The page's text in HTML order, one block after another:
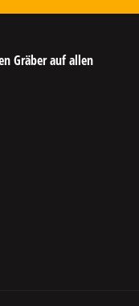
Gräber auf allen